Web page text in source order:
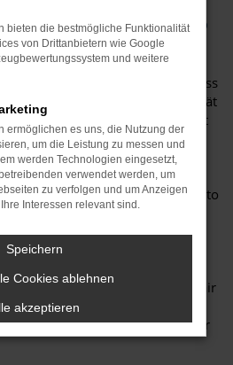
der Audi Q5
zeigen eindeutig, dass
Fahrzeug ist. Für Ihre Mobilität
perfekt geeignet und zeichnet
als auch die
im Stadtverkehr in Regensburg
auch auf Landstraße und
Modell als überzeugend. Bei Auto
uns als Experten rund um den
Sinne – bereits
Straßen von Regensburg
verfügen wir über eine
Jahren und beraten Sie gerne fair
dürfen Sie sich auf durch
bis zu 40 Prozent unterhalb der
bieten die bestmögliche Funktionalität
von Drittanbietern wie Google
und weitere
ermöglichen es uns, die Nutzung der
um die Leistung zu messen und
werden Technologien eingesetzt,
verwendet werden, um
zu verfolgen und um Anzeigen
Interessen relevant sind.
Speichern
Cookies ablehnen
akzeptieren